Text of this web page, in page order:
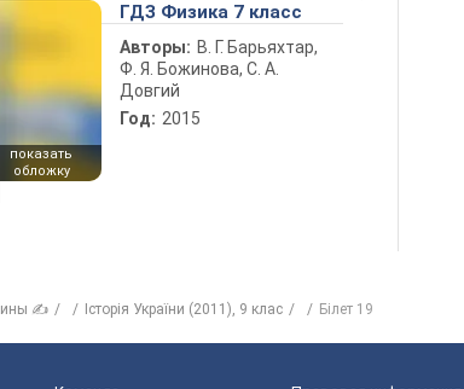
показать
обложку
ГДЗ Физика 7 класс
Авторы: В. Г. Барьяхтар,
Ф. Я. Божинова, С. А.
Довгий
Год: 2015
✍ Історія України (2011), 9 клас Білет 19